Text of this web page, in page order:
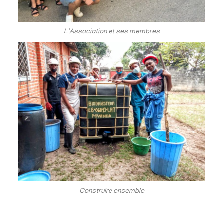
L'Association et ses membres
Construire ensemble